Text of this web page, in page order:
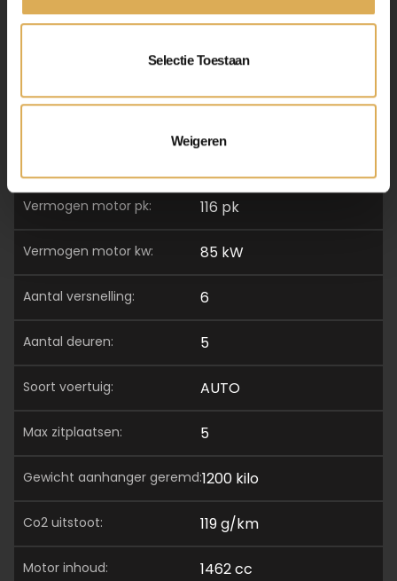
Selectie Toestaan
Weigeren
lengte: 417 cm
177 cm
vermogen motor pk: 116 pk
vermogen motor kw: 85 kW
aantal versnelling: 6
aantal deuren: 5
soort voertuig: AUTO
max zitplaatsen: 5
gewicht aanhanger geremd:1200 kilo
co2 uitstoot: 119 g/km
motor inhoud: 1462 cc